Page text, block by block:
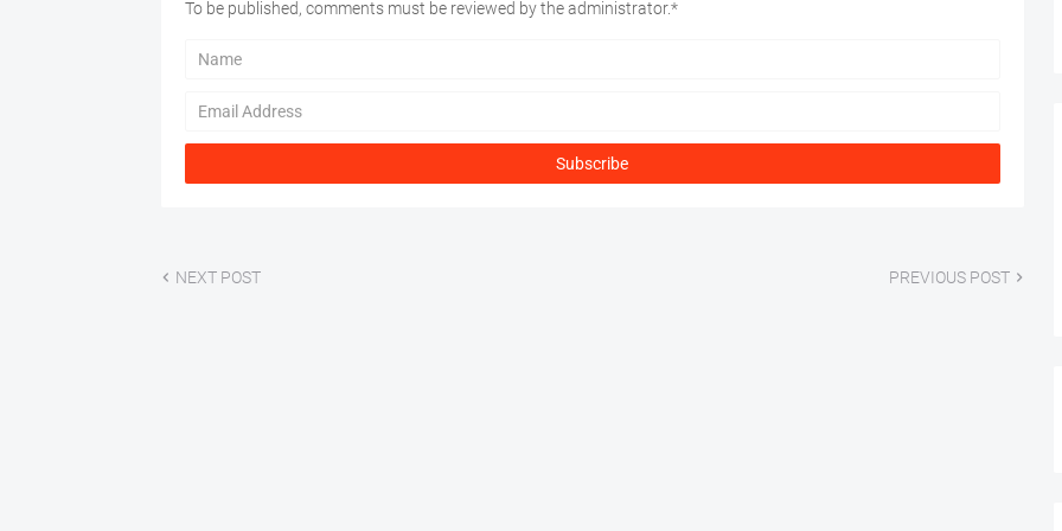
To be published, comments must be reviewed by the administrator.*
NEXT POST PREVIOUS POST